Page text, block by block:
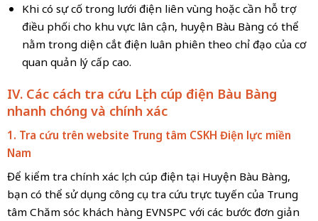
Khi có sự cố trong lưới điện liên vùng hoặc cần hỗ trợ
điều phối cho khu vực lân cận, huyện Bàu Bàng có thể
nằm trong diện cắt điện luân phiên theo chỉ đạo của cơ
quan quản lý cấp cao.
IV. Các cách tra cứu Lịch cúp điện Bàu Bàng
nhanh chóng và chính xác
1. Tra cứu trên website Trung tâm CSKH Điện lực miền
Nam
Để kiểm tra chính xác lịch cúp điện tại Huyện Bàu Bàng,
bạn có thể sử dụng công cụ tra cứu trực tuyến của Trung
tâm Chăm sóc khách hàng EVNSPC với các bước đơn giản